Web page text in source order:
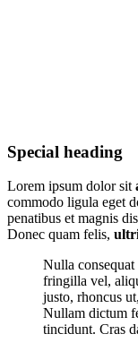
Special heading
Lorem ipsum dolor sit
commodo ligula eget
penatibus et magnis
Donec quam felis,
Nulla consequat
fringilla vel,
justo, rhoncus
Nullam dictum
tincidunt. Cras